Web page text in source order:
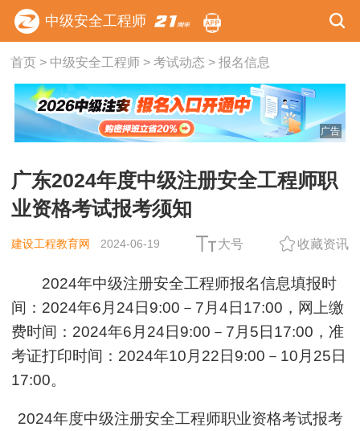
中级安全工程师
首页> 中级安全工程师> 考试动态 > 报名信息
广告
广东2024年度中级注册安全工程师职
业资格考试报考须知
建设工程教育网 2024-06-19 大号 收藏资讯
2024年中级注册安全工程师报名信息填报时
间：2024年6月24日9:00－7月4日17:00，网上缴
费时间：2024年6月24日9:00－7月5日17:00，准
考证打印时间： 2024年10月22日9:00－10月25日
17:00。
2024年度中级注册安全工程师职业资格考试报考